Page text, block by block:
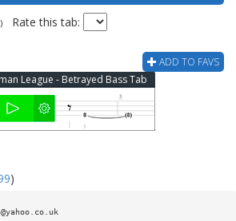
Rate this tab:
ADD TO FAVS
League - Betrayed Bass Tab
)